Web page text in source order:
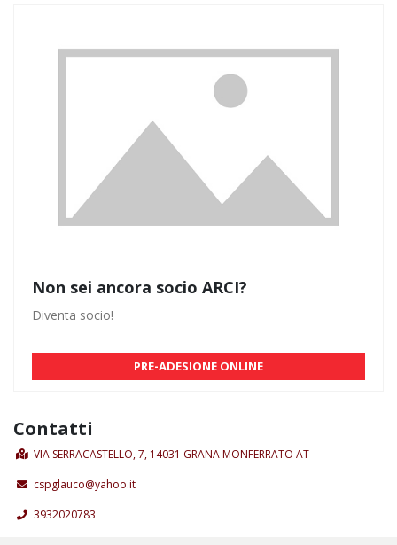
Non sei ancora socio ARCI?
Diventa socio!
PRE-ADESIONE ONLINE
Contatti
VIA SERRACASTELLO, 7, 14031 GRANA MONFERRATO AT
cspglauco@yahoo.it
3932020783